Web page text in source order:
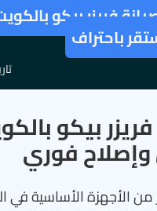
فريزر بيكو
باحتراف
بيكو
فوري
من الأجهزة الأساسية في